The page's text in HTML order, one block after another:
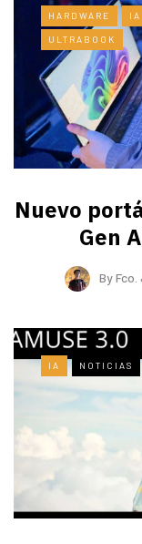
HARDWARE IA
ULTRABOOK
Nuevo
Gen
By
IA NOTICIAS